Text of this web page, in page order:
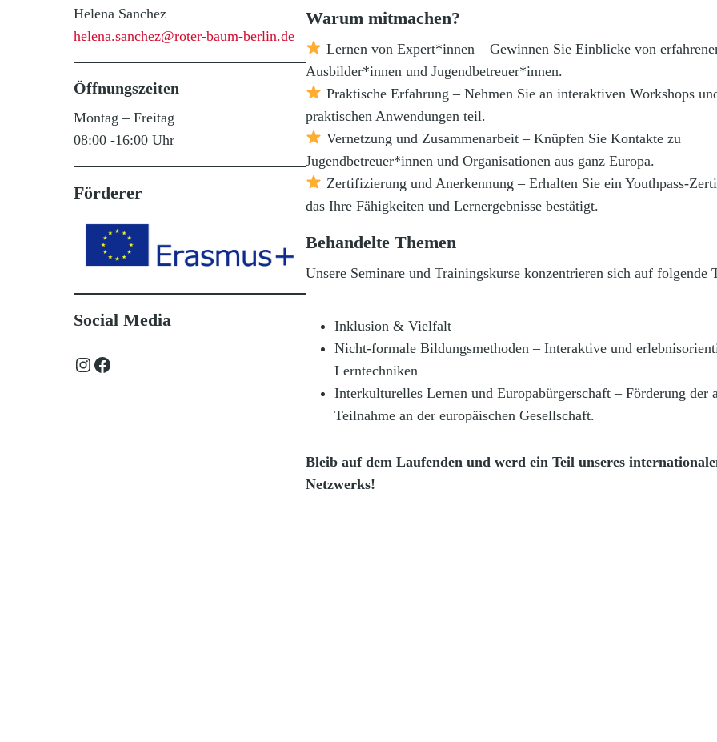
Helena Sanchez
helena.sanchez@roter-baum-berlin.de
Öffnungszeiten
Montag – Freitag
08:00 -16:00 Uhr
Förderer
Social Media
Instagram Facebook
Warum mitmachen?
Lernen von Expert*innen – Gewinnen Sie Einblicke von
Ausbilder*innen und Jugendbetreuer*innen.
Praktische Erfahrung – Nehmen Sie an interaktiven Workshops
praktischen Anwendungen teil.
Vernetzung und Zusammenarbeit – Knüpfen Sie Kontakte zu
Jugendbetreuer*innen und Organisationen aus ganz Europa.
Zertifizierung und Anerkennung – Erhalten Sie ein Youthpass-
das Ihre Fähigkeiten und Lernergebnisse bestätigt.
Behandelte Themen
Unsere Seminare und Trainingskurse konzentrieren sich auf folgende
Inklusion & Vielfalt
Nicht-formale Bildungsmethoden – Interaktive und
Lerntechniken
Interkulturelles Lernen und Europabürgerschaft – Förderung der
Teilnahme an der europäischen Gesellschaft.
Bleib auf dem Laufenden und werd ein Teil unseres
Netzwerks!